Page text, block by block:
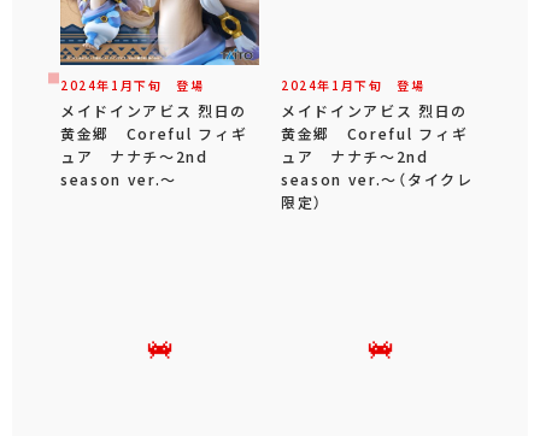
2024年 1 月下旬 登場
メイドインアビス 烈日の
黄金郷 Coreful フィギ
ュア ナナチ～2nd
season ver.～
2024年 1 月下旬 登場
メイドインアビス 烈日の
黄金郷 Coreful フィギ
ュア ナナチ～2nd
season ver.～（タイクレ
限定）